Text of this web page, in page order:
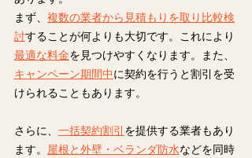
まず、 複数の業者から見積もりを取り比較検
討することが何よりも大切です。これにより
最適な料金を見つけやすくなります。また、
キャンペーン期間中に契約を行うと割引を受
けられることもあります。
さらに、 一括契約割引 を提供する業者もあり
ます。 屋根と外壁・ベランダ防水などを同時